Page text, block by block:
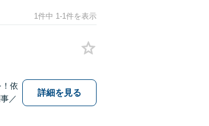
1件中 1-1件を表示
依
／
詳細を見る